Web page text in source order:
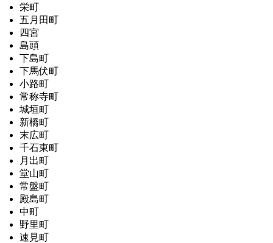
栄町
五月田町
四宮
島頭
下島町
下馬伏町
小路町
常称寺町
城垣町
新橋町
末広町
千石東町
月出町
堂山町
常盤町
殿島町
中町
野里町
速見町